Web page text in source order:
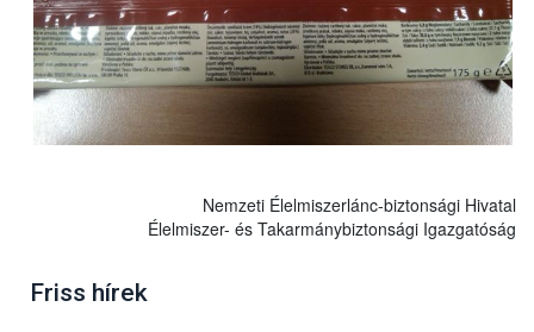
Nemzeti Élelmiszerlánc-biztonsági Hivatal
Élelmiszer- és Takarmánybiztonsági Igazgatóság
Friss hírek